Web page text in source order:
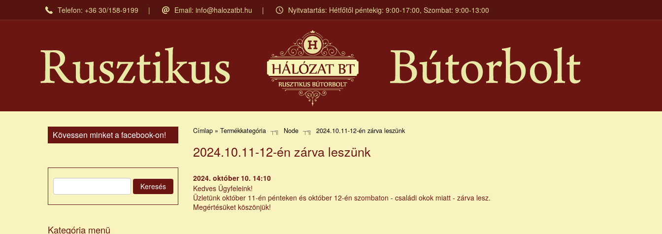
tartalomra
Telefon: +36 30/158-9199 Email: info@halozatbt.hu Nyitvatartás: Hétfőtől péntekig: 9:00-17:00, Szombat: 9:00-13:00
Kövessen minket a facebook-on!
Keresés
Kategória menü
Címlap » Termékkategória Node 2024.10.11-12-én zárva leszünk
2024.10.11-12-én zárva leszünk
2024. október 10. 14:10
Kedves Ügyfeleink!
Üzletünk október 11-én pénteken és október 12-én szombaton - családi okok miatt - zárva lesz.
Megértésüket köszönjük!